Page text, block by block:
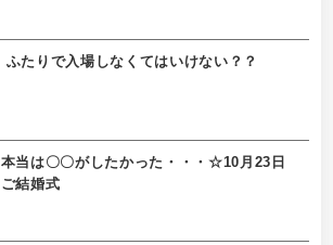
ふたりで入場しなくてはいけない？？
本当は〇〇がしたかった・・・☆10月23日
ご結婚式